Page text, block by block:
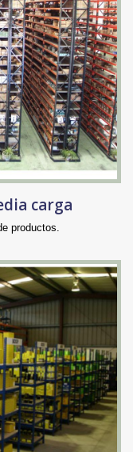
carga
productos.